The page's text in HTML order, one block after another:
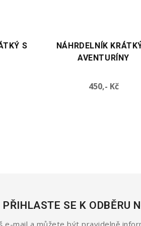
NÁHRDELNÍK KRÁTKÝ S
PŘIHLASTE SE K ODBĚRU